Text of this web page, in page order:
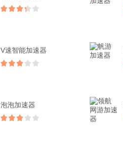
V速智能加速器
泡泡加速器